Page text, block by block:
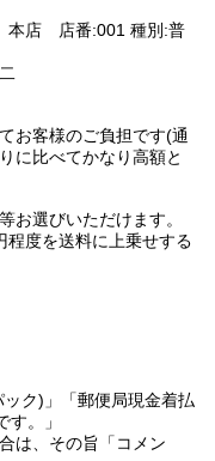
本店 店番:001 種別:普
お客様のご負担です(通
に比べてかなり高額と
お選びいただけます。
程度を送料に上乗せする
ック)」「郵便局現金着払
。」
は、その旨「コメン